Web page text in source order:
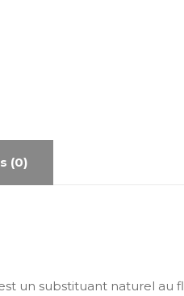
(0)
un substituant naturel